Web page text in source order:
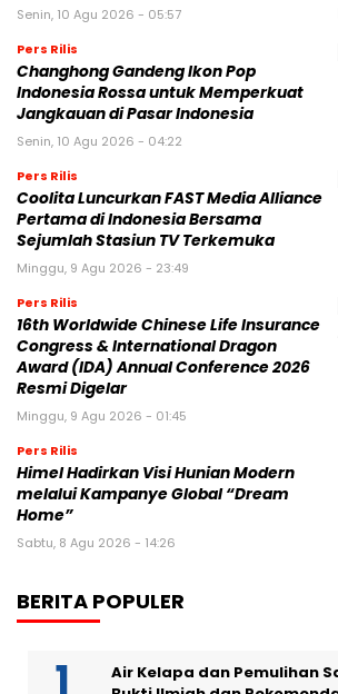
Senin, 10 Agu 2026 - 05:57
Pers Rilis
Changhong Gandeng Ikon Pop
Indonesia Rossa untuk Memperkuat
Jangkauan di Pasar Indonesia
Senin, 10 Agu 2026 - 04:22
Pers Rilis
Coolita Luncurkan FAST Media Alliance
Pertama di Indonesia Bersama
Sejumlah Stasiun TV Terkemuka
Minggu, 9 Agu 2026 - 23:49
Pers Rilis
16th Worldwide Chinese Life Insurance
Congress & International Dragon
Award (IDA) Annual Conference 2026
Resmi Digelar
Minggu, 9 Agu 2026 - 01:45
Pers Rilis
Himel Hadirkan Visi Hunian Modern
melalui Kampanye Global “Dream
Home”
Sabtu, 8 Agu 2026 - 14:26
BERITA POPULER
Air Kelapa dan Pemulihan